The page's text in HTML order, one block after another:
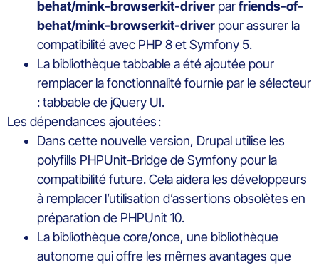
behat/mink-browserkit-driver parfriends-of-
behat/mink-browserkit-driver pour assurer la
compatibilité avec PHP 8 et Symfony 5.
La bibliothèque tabbable a été ajoutée pour
remplacer la fonctionnalité fournie par le sélecteur
: tabbable de jQuery UI.
Les dépendances ajoutées :
Dans cette nouvelle version, Drupal utilise les
polyfills PHPUnit-Bridge de Symfony pour la
compatibilité future. Cela aidera les développeurs
à remplacer l’utilisation d’assertions obsolètes en
préparation de PHPUnit 10.
La bibliothèque core/once, une bibliothèque
autonome qui offre les mêmes avantages que